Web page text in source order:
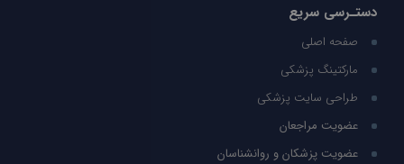
دستـرسی سریع
صفحه اصلی
مارکتینگ پزشکی
طراحی سایت پزشکی
عضویت مراجعان
عضویت پزشکان و روانشناسان